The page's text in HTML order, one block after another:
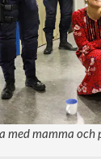
med mamma